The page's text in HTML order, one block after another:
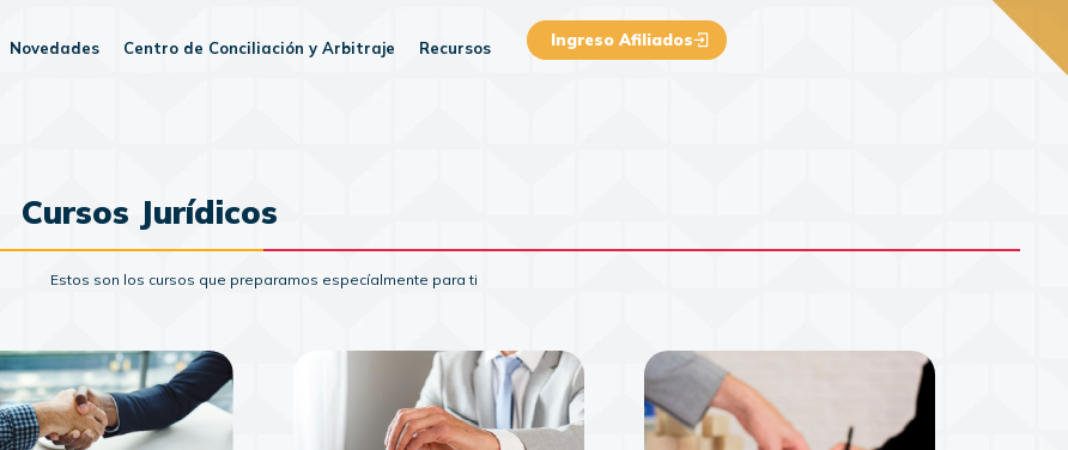
Novedades Centro de Conciliación y Arbitraje Recursos Ingreso Afiliados
Cursos Jurídicos
Estos son los cursos que preparamos especíalmente para ti